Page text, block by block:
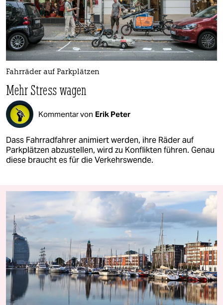
Fahrräder auf Parkplätzen
Mehr Stress wagen
Kommentar von Erik Peter
Dass Fahrradfahrer animiert werden, ihre Räder auf
Parkplätzen abzustellen, wird zu Konflikten führen. Genau
diese braucht es für die Verkehrswende.